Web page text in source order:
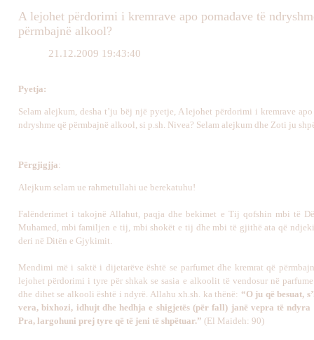
A lejohet përdorimi i kremrave apo pomadave të
përmbajnë alkool?
21.12.2009 19:43:40
Pyetja:
Selam alejkum, desha t’ju bëj një pyetje, A lejohet përdorimi i kremrave
ndryshme që përmbajnë alkool, si p.sh. Nivea? Selam alejkum dhe Zoti ju
Përgjigjja:
Alejkum selam ue rahmetullahi ue berekatuhu!
Falënderimet i takojnë Allahut, paqja dhe bekimet e Tij qofshin mbi të
Muhamed, mbi familjen e tij, mbi shokët e tij dhe mbi të gjithë ata që
deri në Ditën e Gjykimit.
Mendimi më i saktë i dijetarëve është se parfumet dhe kremrat që
lejohet përdorimi i tyre për shkak se sasia e alkoolit të vendosur në parfume
dhe dihet se alkooli është i ndyrë. Allahu xh.sh. ka thënë: “O ju që besuat,
vera, bixhozi, idhujt dhe hedhja e shigjetës (për fall) janë vepra të ndyra
Pra, largohuni prej tyre që të jeni të shpëtuar.” (El Maideh: 90)